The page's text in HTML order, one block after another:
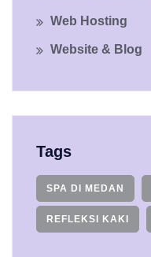
Web Hosting
Website & Blog
Tags
SPA DI MEDAN
REFLEKSI KAKI